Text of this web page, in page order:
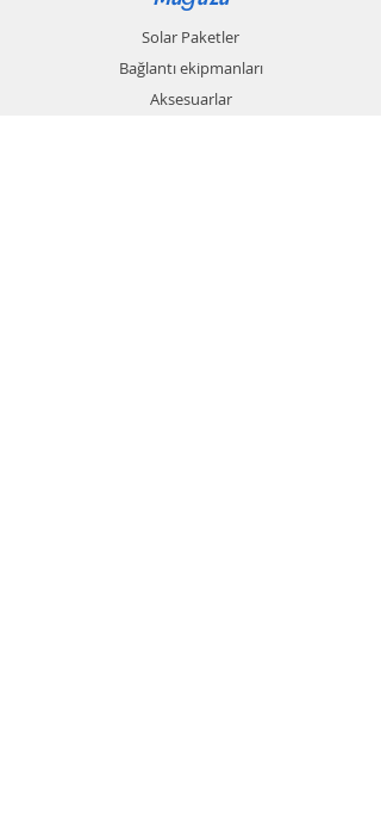
Solar Paketler
Bağlantı ekipmanları
Aksesuarlar